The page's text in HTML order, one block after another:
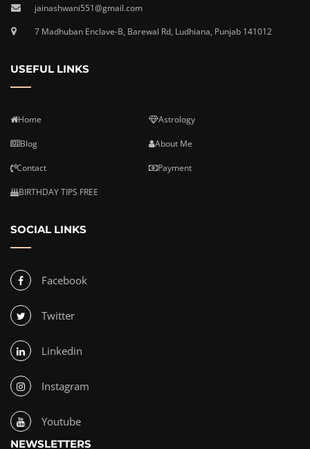
jainashwani551@gmail.com
7 Madhuban Enclave-B, Barewal Rd, Ludhiana, Punjab 141012
USEFUL LINKS
Home Astrology
Blog About Me
Contact Payment
BIRTHDAY TIPS FREE
SOCIAL LINKS
Facebook
Twitter
Linkedin
Instagram
Youtube
NEWSLETTERS